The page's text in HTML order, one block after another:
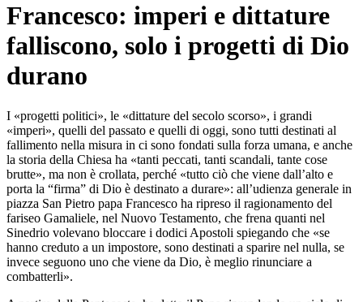
Francesco: imperi e dittature
falliscono, solo i progetti di Dio
durano
I «progetti politici», le «dittature del secolo scorso», i grandi
«imperi», quelli del passato e quelli di oggi, sono tutti destinati al
fallimento nella misura in ci sono fondati sulla forza umana, e anche
la storia della Chiesa ha «tanti peccati, tanti scandali, tante cose
brutte», ma non è crollata, perché «tutto ciò che viene dall’alto e
porta la “firma” di Dio è destinato a durare»: all’udienza generale in
piazza San Pietro papa Francesco ha ripreso il ragionamento del
fariseo Gamaliele, nel Nuovo Testamento, che frena quanti nel
Sinedrio volevano bloccare i dodici Apostoli spiegando che «se
hanno creduto a un impostore, sono destinati a sparire nel nulla, se
invece seguono uno che viene da Dio, è meglio rinunciare a
combatterli».